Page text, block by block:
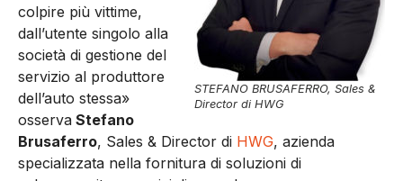
STEFANO BRUSAFERRO, Sales &
Director di HWG
colpire più vittime,
dall’utente singolo alla
società di gestione del
servizio al produttore
dell’auto stessa»
osserva Stefano
Brusaferro, Sales & Director di HWG, azienda
specializzata nella fornitura di soluzioni di